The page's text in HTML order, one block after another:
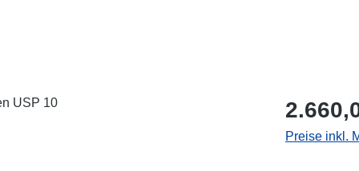
Regulärer
Preise inkl.